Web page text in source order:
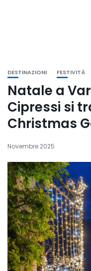
DESTINAZIONI FESTIVITÀ
Natale a
Cipressi si
Christmas
Novembre 2025